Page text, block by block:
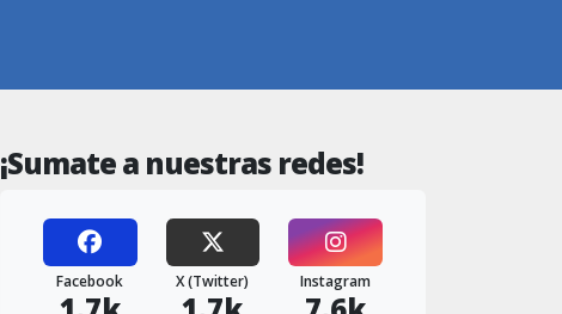
¡Sumate a nuestras redes!
Facebook X (Twitter) Instagram